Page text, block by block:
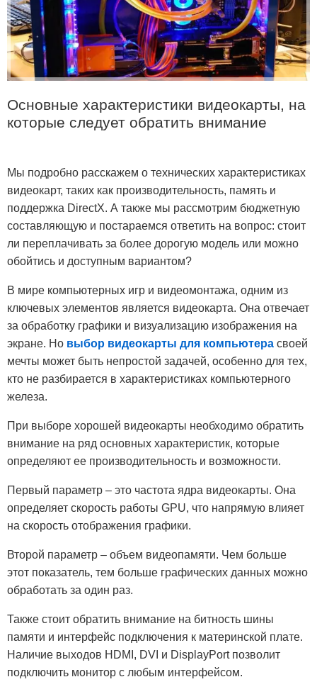
Основные характеристики видеокарты, на
которые следует обратить внимание
Мы подробно расскажем о технических характеристиках
видеокарт, таких как производительность, память и
поддержка DirectX. А также мы рассмотрим бюджетную
составляющую и постараемся ответить на вопрос: стоит
ли переплачивать за более дорогую модель или можно
обойтись и доступным вариантом?
В мире компьютерных игр и видеомонтажа, одним из
ключевых элементов является видеокарта. Она отвечает
за обработку графики и визуализацию изображения на
экране. Но выбор видеокарты для компьютера своей
мечты может быть непростой задачей, особенно для тех,
кто не разбирается в характеристиках компьютерного
железа.
При выборе хорошей видеокарты необходимо обратить
внимание на ряд основных характеристик, которые
определяют ее производительность и возможности.
Первый параметр – это частота ядра видеокарты. Она
определяет скорость работы GPU, что напрямую влияет
на скорость отображения графики.
Второй параметр – объем видеопамяти. Чем больше
этот показатель, тем больше графических данных можно
обработать за один раз.
Также стоит обратить внимание на битность шины
памяти и интерфейс подключения к материнской плате.
Наличие выходов HDMI, DVI и DisplayPort позволит
подключить монитор с любым интерфейсом.